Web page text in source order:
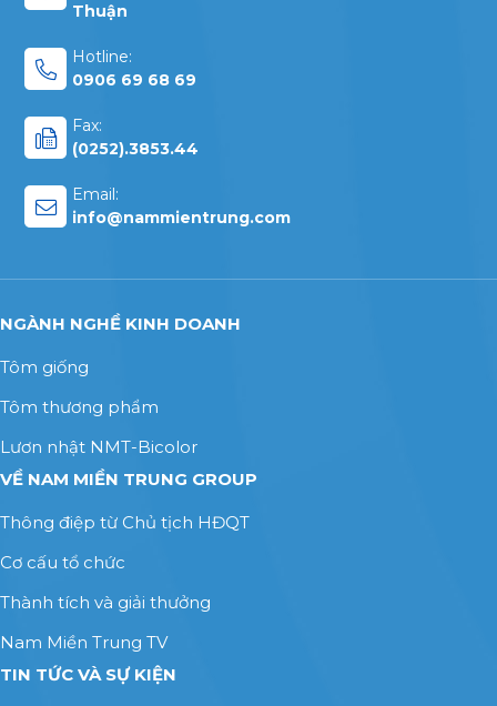
Thuận
Hotline:
0906 69 68 69
Fax:
(0252).3853.44
Email:
info@nammientrung.com
NGÀNH NGHỀ KINH DOANH
Tôm giống
Tôm thương phẩm
Lươn nhật NMT-Bicolor
VỀ NAM MIỀN TRUNG GROUP
Thông điệp từ Chủ tịch HĐQT
Cơ cấu tổ chức
Thành tích và giải thưởng
Nam Miền Trung TV
TIN TỨC VÀ SỰ KIỆN